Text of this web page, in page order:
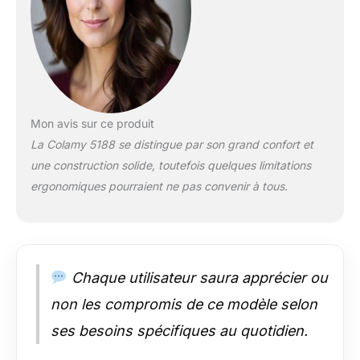
pour le cou et les
lombaires. Parfait
pour la maison, le
bureau ou le jeu : que
longues sessions de
jeu, cette chaise est
le choix idéal.
vos besoins. Support
lombaire dynamique
et dossier réglable en
lombaire dynamique
Mon avis sur ce produit
La Colamy 5188 se distingue par son grand confort et
une construction solide, toutefois quelques limitations
ergonomiques pourraient ne pas convenir à tous.
Chaque utilisateur saura apprécier ou
non les compromis de ce modèle selon
ses besoins spécifiques au quotidien.